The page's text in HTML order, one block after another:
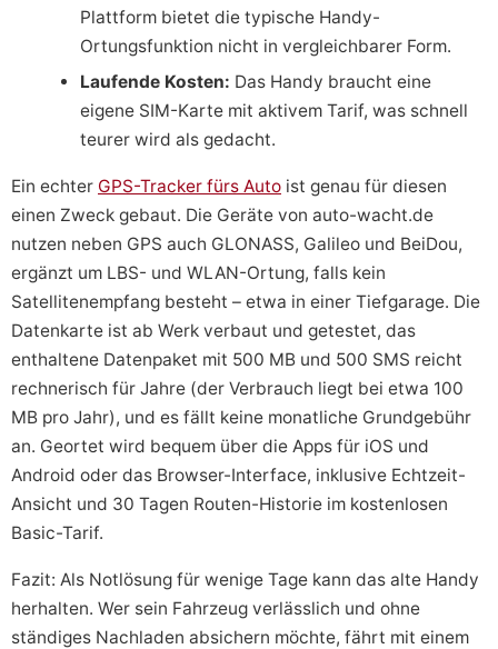
Plattform bietet die typische Handy-
Ortungsfunktion nicht in vergleichbarer Form.
Laufende Kosten: Das Handy braucht eine
eigene SIM-Karte mit aktivem Tarif, was schnell
teurer wird als gedacht.
Ein echter GPS-Tracker fürs Auto ist genau für diesen
einen Zweck gebaut. Die Geräte von auto-wacht.de
nutzen neben GPS auch GLONASS, Galileo und BeiDou,
ergänzt um LBS- und WLAN-Ortung, falls kein
Satellitenempfang besteht – etwa in einer Tiefgarage. Die
Datenkarte ist ab Werk verbaut und getestet, das
enthaltene Datenpaket mit 500 MB und 500 SMS reicht
rechnerisch für Jahre (der Verbrauch liegt bei etwa 100
MB pro Jahr), und es fällt keine monatliche Grundgebühr
an. Geortet wird bequem über die Apps für iOS und
Android oder das Browser-Interface, inklusive Echtzeit-
Ansicht und 30 Tagen Routen-Historie im kostenlosen
Basic-Tarif.
Fazit: Als Notlösung für wenige Tage kann das alte Handy
herhalten. Wer sein Fahrzeug verlässlich und ohne
ständiges Nachladen absichern möchte, fährt mit einem